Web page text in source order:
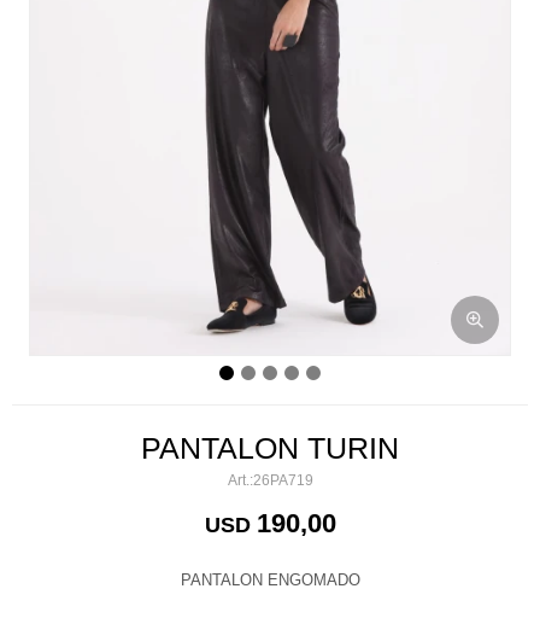
PANTALON TURIN
26PA719
USD 190,00
PANTALON ENGOMADO